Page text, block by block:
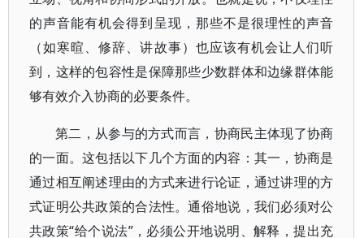
的声音能有机会得到呈现，那些不是很理性的声音
（如寒暄、修辞、讲故事）也应该有机会让人们听
到，这样的包容性是保障那些少数群体和边缘群体能
够有效介入协商的必要条件。
第二，从参与的方式而言，协商民主体现了协商
的一面。这包括以下几个方面的内容：其一，协商是
通过相互阐述理由的方式来进行论证，通过讲理的方
式证明公共政策的合法性。通俗地说，我们必须对公
共政策“给个说法”，必须公开地说明、解释，提出充